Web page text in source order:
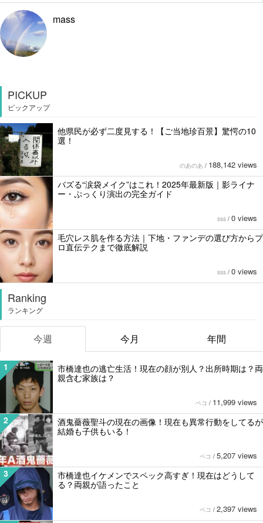
mass
PICKUP
ピックアップ
他県民が必ず二度見する！【ご当地珍百景】驚愕の10
選！
のあのあ / 188,142 views
バズる“涙袋メイク”はこれ！2025年最新版｜影ライナ
ー・ぷっくり演出の完全ガイド
sss / 0 views
毛穴レス肌を作る方法｜下地・ファンデの選び方からプ
ロ直伝テクまで徹底解説
sss / 0 views
Ranking
ランキング
今週 今月 年間
1
市橋達也の逃亡生活！現在の顔が別人？出所時期は？両
親含む家族は？
ペコ / 11,999 views
2
酒鬼薔薇聖斗の現在の画像！現在も異常行動をしてるが
結婚も子供もいる！
ペコ / 5,207 views
3
市橋達也イケメンでスペック高すぎ！現在はどうして
る？両親が語ったこと
ペコ / 2,397 views